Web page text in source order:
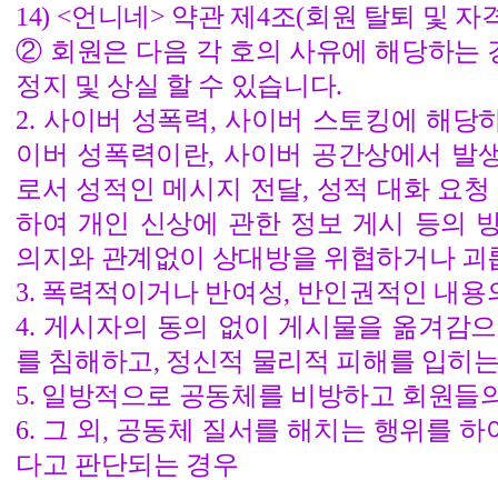
14) <언니네> 약관 제4조(회원 탈퇴 및 자
② 회원은 다음 각 호의 사유에 해당하는
정지 및 상실 할 수 있습니다.
2. 사이버 성폭력, 사이버 스토킹에 해당
이버 성폭력이란, 사이버 공간상에서 발
로서 성적인 메시지 전달, 성적 대화 요
하여 개인 신상에 관한 정보 게시 등의
의지와 관계없이 상대방을 위협하거나 괴
3. 폭력적이거나 반여성, 반인권적인 내용
4. 게시자의 동의 없이 게시물을 옮겨감
를 침해하고, 정신적 물리적 피해를 입히
5. 일방적으로 공동체를 비방하고 회원들
6. 그 외, 공동체 질서를 해치는 행위를
다고 판단되는 경우